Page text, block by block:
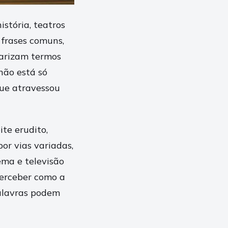
teatros
comuns,
termos
está só
atravessou
erudito,
vias variadas,
e televisão
como a
podem